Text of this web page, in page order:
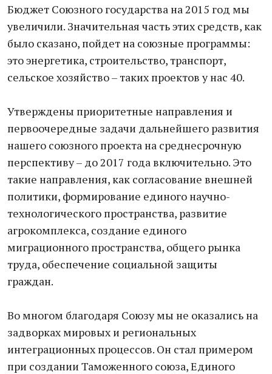
Бюджет Союзного государства на 2015 год мы
увеличили. Значительная часть этих средств, как
было сказано, пойдет на союзные программы:
это энергетика, строительство, транспорт,
сельское хозяйство – таких проектов у нас 40.
Утверждены приоритетные направления и
первоочередные задачи дальнейшего развития
нашего союзного проекта на среднесрочную
перспективу – до 2017 года включительно. Это
такие направления, как согласование внешней
политики, формирование единого научно-
технологического пространства, развитие
агрокомплекса, создание единого
миграционного пространства, общего рынка
труда, обеспечение социальной защиты
граждан.
Во многом благодаря Союзу мы не оказались на
задворках мировых и региональных
интеграционных процессов. Он стал примером
при создании Таможенного союза, Единого